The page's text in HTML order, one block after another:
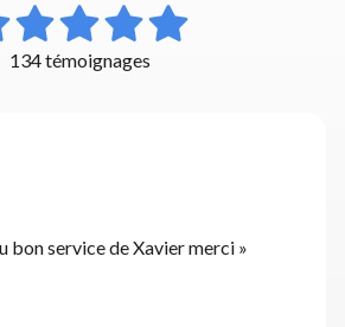
134 témoignages
bon service de Xavier merci »